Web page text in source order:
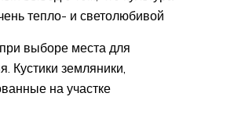
тепло- и светолюбивой
выборе места для
Кустики земляники,
на участке